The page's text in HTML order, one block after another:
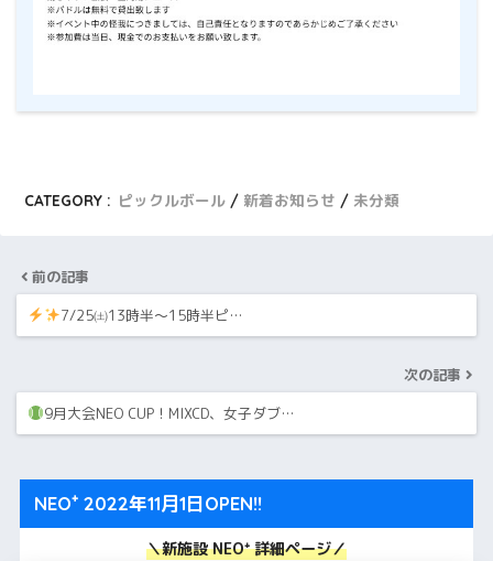
CATEGORY : ピックルボール 新着お知らせ 未分類
前の記事
7/25㈯13時半～15時半ピ…
次の記事
9月大会NEO CUP！MIXCD、女子ダブ…
NEO⁺ 2022年11月1日OPEN!!
＼新施設 NEO⁺ 詳細ページ／